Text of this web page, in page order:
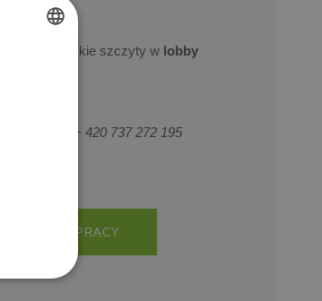
na górskie szczyty w lobby
116 lub + 420 737 272 195
GODZINY PRACY